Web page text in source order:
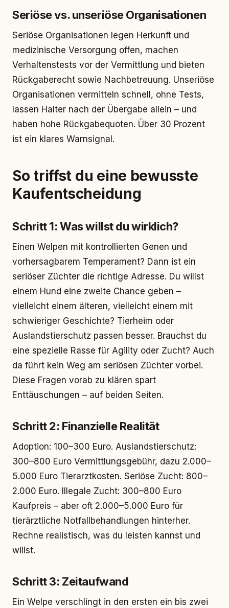
Seriöse vs. unseriöse Organisationen
Seriöse Organisationen legen Herkunft und
medizinische Versorgung offen, machen
Verhaltenstests vor der Vermittlung und bieten
Rückgaberecht sowie Nachbetreuung. Unseriöse
Organisationen vermitteln schnell, ohne Tests,
lassen Halter nach der Übergabe allein – und
haben hohe Rückgabequoten. Über 30 Prozent
ist ein klares Warnsignal.
So triffst du eine bewusste
Kaufentscheidung
Schritt 1: Was willst du wirklich?
Einen Welpen mit kontrollierten Genen und
vorhersagbarem Temperament? Dann ist ein
seriöser Züchter die richtige Adresse. Du willst
einem Hund eine zweite Chance geben –
vielleicht einem älteren, vielleicht einem mit
schwieriger Geschichte? Tierheim oder
Auslandstierschutz passen besser. Brauchst du
eine spezielle Rasse für Agility oder Zucht? Auch
da führt kein Weg am seriösen Züchter vorbei.
Diese Fragen vorab zu klären spart
Enttäuschungen – auf beiden Seiten.
Schritt 2: Finanzielle Realität
Adoption: 100–300 Euro. Auslandstierschutz:
300–800 Euro Vermittlungsgebühr, dazu 2.000–
5.000 Euro Tierarztkosten. Seriöse Zucht: 800–
2.000 Euro. Illegale Zucht: 300–800 Euro
Kaufpreis – aber oft 2.000–5.000 Euro für
tierärztliche Notfallbehandlungen hinterher.
Rechne realistisch, was du leisten kannst und
willst.
Schritt 3: Zeitaufwand
Ein Welpe verschlingt in den ersten ein bis zwei